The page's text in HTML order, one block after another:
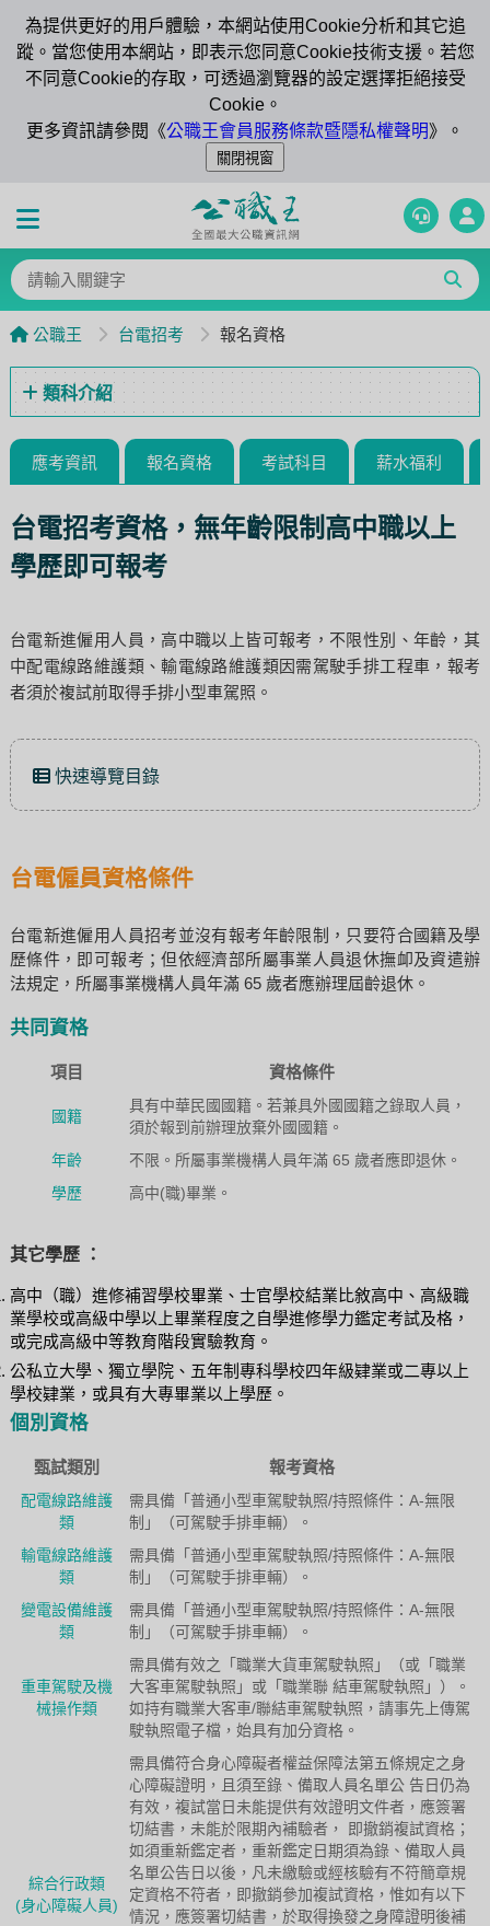
為提供更好的用戶體驗，本網站使用Cookie分析和其它追
蹤。當您使用本網站，即表示您同意Cookie技術支援。若您
不同意Cookie的存取，可透過瀏覽器的設定選擇拒絕接受
Cookie。
更多資訊請參閱《公職王會員服務條款暨隱私權聲明》。
公職王 台電招考 報名資格
類科介紹
應考資訊 報名資格 考試科目 薪水福利
台電招考資格，無年齡限制高中職以上
學歷即可報考
台電新進僱用人員，高中職以上皆可報考，不限性別、年齡，其
中配電線路維護類、輸電線路維護類因需駕駛手排工程車，報考
者須於複試前取得手排小型車駕照。
快速導覽目錄
台電僱員資格條件
台電新進僱用人員招考並沒有報考年齡限制，只要符合國籍及學
歷條件，即可報考；但依經濟部所屬事業人員退休撫卹及資遣辦
法規定，所屬事業機構人員年滿 65 歲者應辦理屆齡退休。
共同資格
項目 資格條件
國籍
具有中華民國國籍。若兼具外國國籍之錄取人員，
須於報到前辦理放棄外國國籍。
年齡
不限。所屬事業機構人員年滿 65 歲者應即退休。
學歷
高中(職)畢業。
其它學歷 ：
高中（職）進修補習學校畢業、士官學校結業比敘高中、高級職
業學校或高級中學以上畢業程度之自學進修學力鑑定考試及格，
或完成高級中等教育階段實驗教育。
公私立大學、獨立學院、五年制專科學校四年級肄業或二專以上
學校肄業，或具有大專畢業以上學歷。
個別資格
甄試類別 報考資格
配電線路維護
類
需具備「普通小型車駕駛執照/持照條件：A-無限
制」（可駕駛手排車輛）。
輸電線路維護
類
需具備「普通小型車駕駛執照/持照條件：A-無限
制」（可駕駛手排車輛）。
變電設備維護
類
需具備「普通小型車駕駛執照/持照條件：A-無限
制」（可駕駛手排車輛）。
重車駕駛及機
械操作類
需具備有效之「職業大貨車駕駛執照」（或「職業
大客車駕駛執照」或「職業聯 結車駕駛執照」）。
如持有職業大客車/聯結車駕駛執照，請事先上傳駕
駛執照電子檔，始具有加分資格。
綜合行政類
(身心障礙人員)
需具備符合身心障礙者權益保障法第五條規定之身
心障礙證明，且須至錄、備取人員名單公 告日仍為
有效，複試當日未能提供有效證明文件者，應簽署
切結書，未能於限期內補驗者， 即撤銷複試資格；
如須重新鑑定者，重新鑑定日期須為錄、備取人員
名單公告日以後，凡未繳驗或經核驗有不符簡章規
定資格不符者，即撤銷參加複試資格，惟如有以下
情況，應簽署切結書，於取得換發之身障證明後補